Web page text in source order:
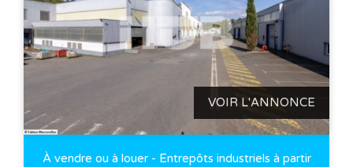
VOIR L'ANNONCE
À vendre ou à louer - Entrepôts industriels à partir